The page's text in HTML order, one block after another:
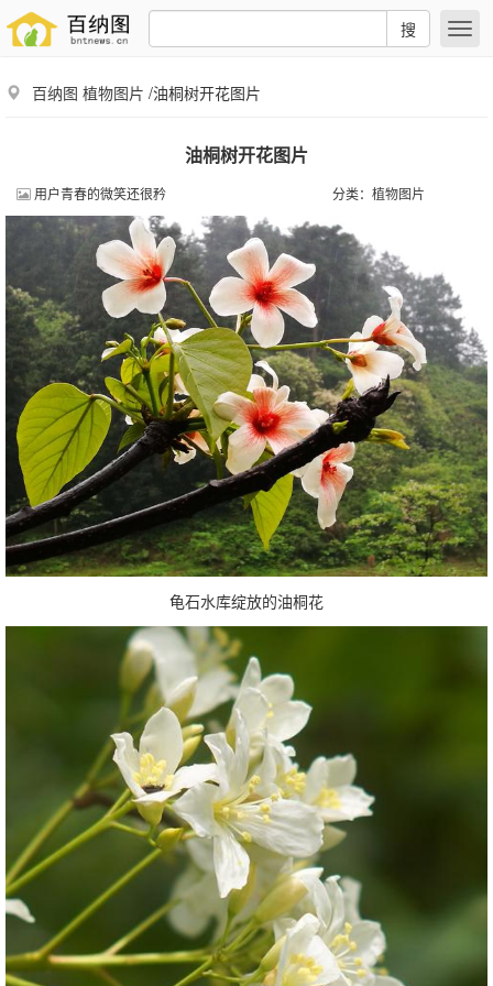
搜
百纳图 植物图片 /油桐树开花图片
油桐树开花图片
用户青春的微笑还很矜 分类： 植物图片
龟石水库绽放的油桐花